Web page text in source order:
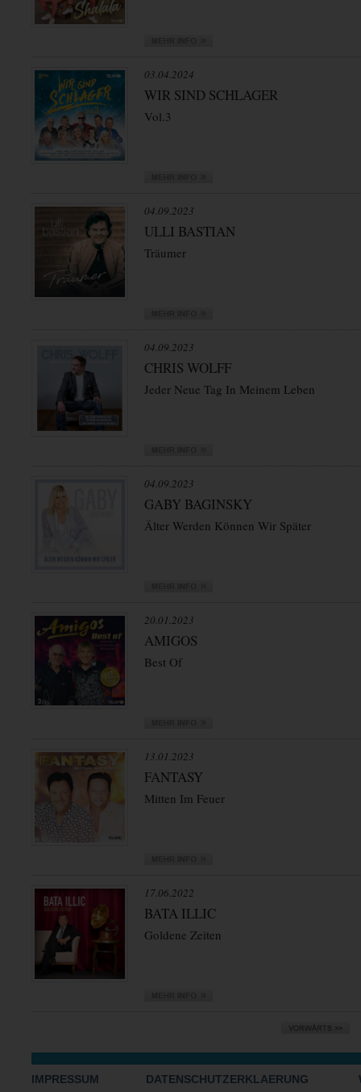
03.04.2024
WIR SIND SCHLAGER
Vol.3
04.09.2023
ULLI BASTIAN
Träumer
04.09.2023
CHRIS WOLFF
Jeder Neue Tag In Meinem Leben
04.09.2023
GABY BAGINSKY
Älter Werden Können Wir Später
20.01.2023
AMIGOS
Best Of
13.01.2023
FANTASY
Mitten Im Feuer
17.06.2022
BATA ILLIC
Goldene Zeiten
IMPRESSUM DATENSCHUTZERKLAERUNG